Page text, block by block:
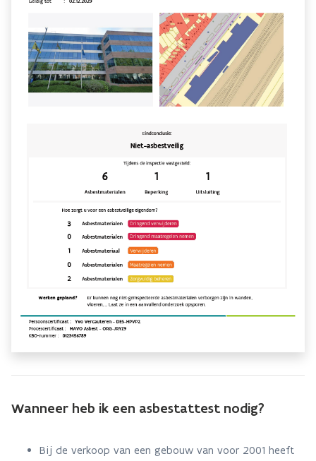
Wanneer heb ik een asbestattest nodig?
Bij de verkoop van een gebouw van voor 2001 heeft